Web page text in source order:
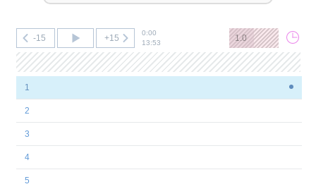
-15 +15
0:00
13:53
1.0
1
2
3
4
5